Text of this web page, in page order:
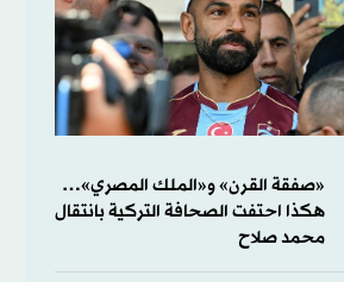
«صفقة القرن» و«الملك المصري»…
هكذا احتفت الصحافة التركية بانتقال
محمد صلاح